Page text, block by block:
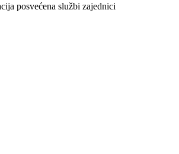
posvećena službi zajednici